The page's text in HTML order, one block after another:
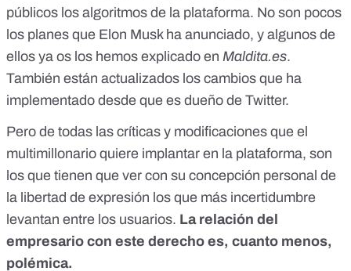
públicos los algoritmos de la plataforma. No son pocos
los planes que Elon Musk ha anunciado, y algunos de
ellos ya os los hemos explicado en Maldita.es.
También están actualizados los cambios que ha
implementado desde que es dueño de Twitter.
Pero de todas las críticas y modificaciones que el
multimillonario quiere implantar en la plataforma, son
los que tienen que ver con su concepción personal de
la libertad de expresión los que más incertidumbre
levantan entre los usuarios. La relación del
empresario con este derecho es, cuanto menos,
polémica.